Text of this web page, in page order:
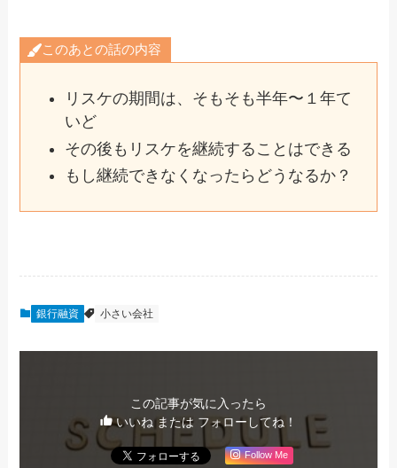
このあとの話の内容
リスケの期間は、そもそも半年〜１年て
いど
その後もリスケを継続することはできる
もし継続できなくなったらどうなるか？
銀行融資 小さい会社
この記事が気に入ったら
いいね または フォローしてね！
Follow Me